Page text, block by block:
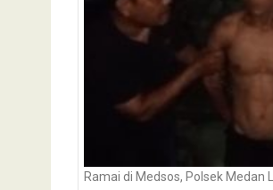
Ramai di Medsos, Polsek Medan